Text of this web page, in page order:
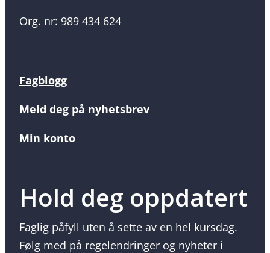
Org. nr: 989 434 624
Fagblogg
Meld deg på nyhetsbrev
Min konto
Hold deg oppdatert
Faglig påfyll uten å sette av en hel kursdag.
Følg med på regelendringer og nyheter i